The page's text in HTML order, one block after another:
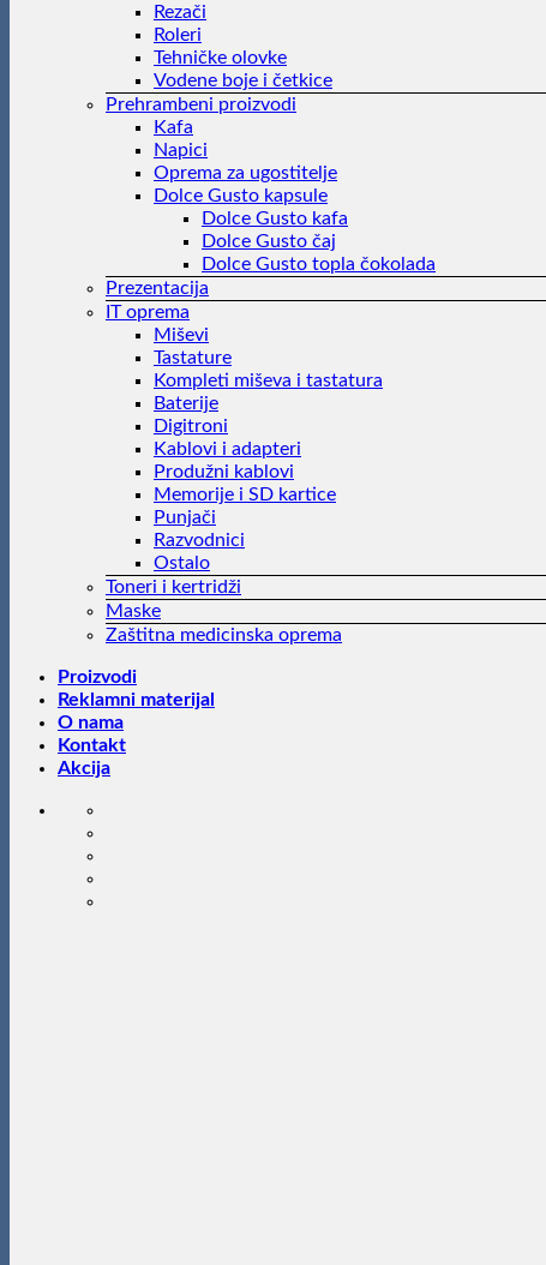
Rezači
Roleri
Tehničke olovke
Vodene boje i četkice
Prehrambeni proizvodi
Kafa
Napici
Oprema za ugostitelje
Dolce Gusto kapsule
Dolce Gusto kafa
Dolce Gusto čaj
Dolce Gusto topla čokolada
Prezentacija
IT oprema
Miševi
Tastature
Kompleti miševa i tastatura
Baterije
Digitroni
Kablovi i adapteri
Produžni kablovi
Memorije i SD kartice
Punjači
Razvodnici
Ostalo
Toneri i kertridži
Maske
Zaštitna medicinska oprema
Proizvodi
Reklamni materijal
O nama
Kontakt
Akcija